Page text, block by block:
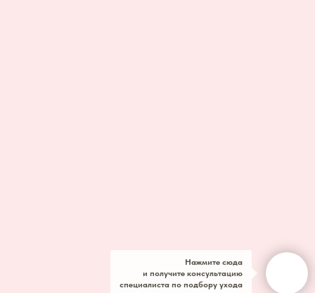
Нажмите сюда
и получите консультацию
специалиста по подбору ухода